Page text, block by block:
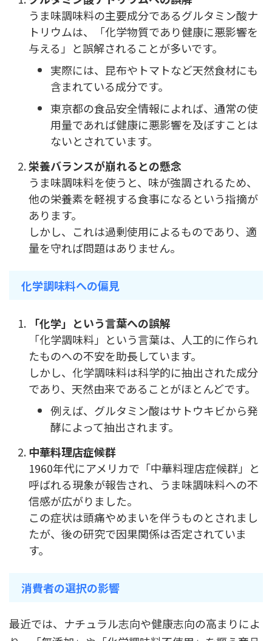
うま味調味料の主要成分であるグルタミン酸ナ
トリウムは、「化学物質であり健康に悪影響を
与える」と誤解されることが多いです。
実際には、昆布やトマトなど天然食材にも
含まれている成分です。
東京都の食品安全情報によれば、通常の使
用量であれば健康に悪影響を及ぼすことは
ないとされています。
栄養バランスが崩れるとの懸念
うま味調味料を使うと、味が強調されるため、
他の栄養素を軽視する食事になるという指摘が
あります。
しかし、これは過剰使用によるものであり、適
量を守れば問題はありません。
化学調味料への偏見
「化学」という言葉への誤解
「化学調味料」という言葉は、人工的に作られ
たものへの不安を助長しています。
しかし、化学調味料は科学的に抽出された成分
であり、天然由来であることがほとんどです。
例えば、グルタミン酸はサトウキビから発
酵によって抽出されます。
中華料理店症候群
1960年代にアメリカで「中華料理店症候群」と
呼ばれる現象が報告され、うま味調味料への不
信感が広がりました。
この症状は頭痛やめまいを伴うものとされまし
たが、後の研究で因果関係は否定されていま
す。
消費者の選択の影響
最近では、ナチュラル志向や健康志向の高まりによ